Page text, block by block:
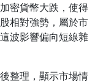
密貨幣大跌，使得
相對強勢，屬於市
波影響偏向短線雜
整理，顯示市場情